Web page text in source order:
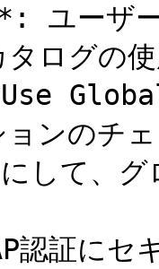
ーザー
ログの
ンのチェ
して、
証にセ